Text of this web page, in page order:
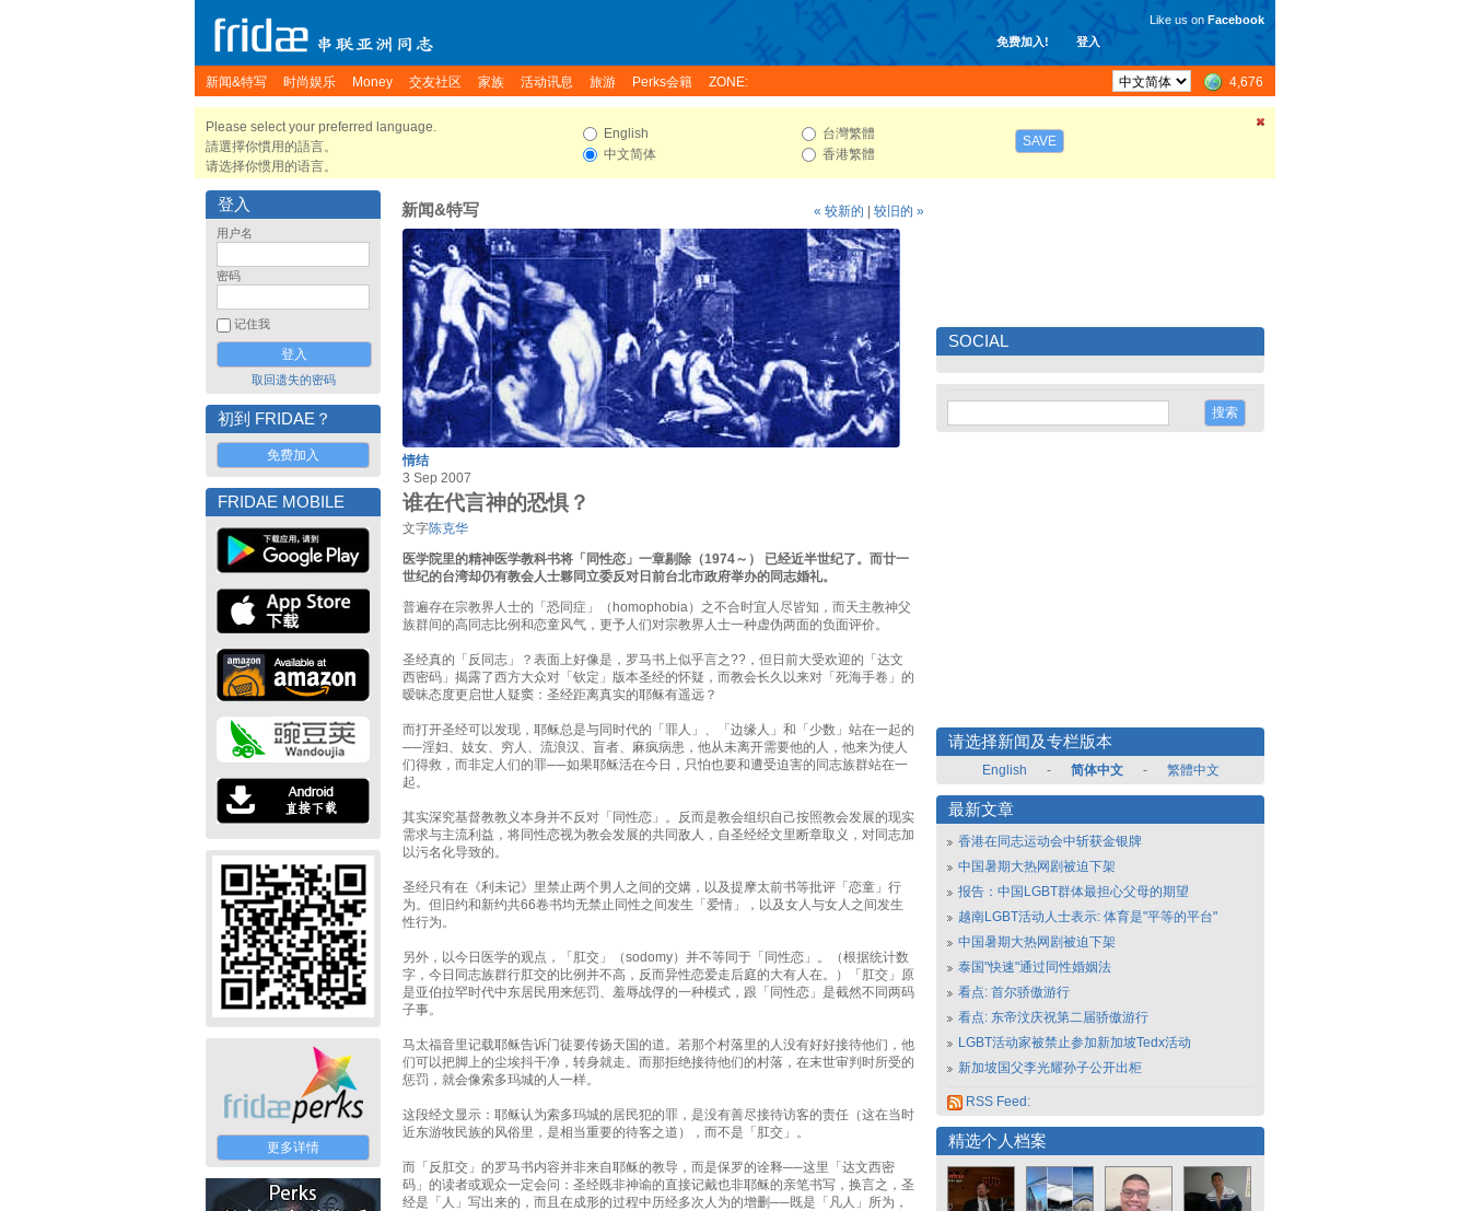
免费加入! 登入
Like us on Facebook
新闻&特写 时尚娱乐 Money 交友社区 家族 活动讯息 旅游 Perks会籍 ZONE: 4,676
Please select your preferred language.
請選擇你慣用的語言。
请选择你惯用的语言。
English
中文简体
台灣繁體
香港繁體
SAVE
登入
用户名
密码
记住我
取回遗失的密码
初到 FRIDAE？
免费加入
FRIDAE MOBILE
更多详情
新闻&特写 « 较新的 较旧的 »
情结
3 Sep 2007
谁在代言神的恐惧？
文字陈克华
医学院里的精神医学教科书将「同性恋」一章剔除（1974～） 已经近半世纪了。而廿一
世纪的台湾却仍有教会人士夥同立委反对日前台北市政府举办的同志婚礼。
普遍存在宗教界人士的「恐同症」（homophobia）之不合时宜人尽皆知，而天主教神父
族群间的高同志比例和恋童风气，更予人们对宗教界人士一种虚伪两面的负面评价。
圣经真的「反同志」？表面上好像是，罗马书上似乎言之??，但日前大受欢迎的「达文
西密码」揭露了西方大众对「钦定」版本圣经的怀疑，而教会长久以来对「死海手卷」的
暧昧态度更启世人疑窦：圣经距离真实的耶稣有遥远？
而打开圣经可以发现，耶稣总是与同时代的「罪人」、「边缘人」和「少数」站在一起的
──淫妇、妓女、穷人、流浪汉、盲者、麻疯病患，他从未离开需要他的人，他来为使人
们得救，而非定人们的罪──如果耶稣活在今日，只怕也要和遭受迫害的同志族群站在一
起。
其实深究基督教教义本身并不反对「同性恋」。反而是教会组织自己按照教会发展的现实
需求与主流利益，将同性恋视为教会发展的共同敌人，自圣经经文里断章取义，对同志加
以污名化导致的。
圣经只有在《利未记》里禁止两个男人之间的交媾，以及提摩太前书等批评「恋童」行
为。但旧约和新约共66卷书均无禁止同性之间发生「爱情」，以及女人与女人之间发生
性行为。
另外，以今日医学的观点，「肛交」（sodomy）并不等同于「同性恋」。（根据统计数
字，今日同志族群行肛交的比例并不高，反而异性恋爱走后庭的大有人在。）「肛交」原
是亚伯拉罕时代中东居民用来惩罚、羞辱战俘的一种模式，跟「同性恋」是截然不同两码
子事。
马太福音里记载耶稣告诉门徒要传扬天国的道。若那个村落里的人没有好好接待他们，他
们可以把脚上的尘埃抖干净，转身就走。而那拒绝接待他们的村落，在末世审判时所受的
惩罚，就会像索多玛城的人一样。
这段经文显示：耶稣认为索多玛城的居民犯的罪，是没有善尽接待访客的责任（这在当时
近东游牧民族的风俗里，是相当重要的待客之道），而不是「肛交」。
而「反肛交」的罗马书内容并非来自耶稣的教导，而是保罗的诠释──这里「达文西密
码」的读者或观众一定会问：圣经既非神谕的直接记戴也非耶稣的亲笔书写，换言之，圣
经是「人」写出来的，而且在成形的过程中历经多次人为的增删──既是「凡人」所为，
SOCIAL
请选择新闻及专栏版本
English - 简体中文 - 繁體中文
最新文章
香港在同志运动会中斩获金银牌
中国暑期大热网剧被迫下架
报告：中国LGBT群体最担心父母的期望
越南LGBT活动人士表示: 体育是"平等的平台"
中国暑期大热网剧被迫下架
泰国"快速"通过同性婚姻法
看点: 首尔骄傲游行
看点: 东帝汶庆祝第二届骄傲游行
LGBT活动家被禁止参加新加坡Tedx活动
新加坡国父李光耀孙子公开出柜
RSS Feed:
精选个人档案